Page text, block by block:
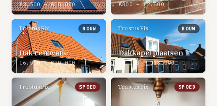
€3.500 – €10.000 €800 – €2.500
TrustusFix BOUW
Dak renovatie
€6.000 – €20.000
TrustusFix BOUW
Dakkapel plaatsen
€8.000 – €18.000
TrustusFix SPOED TrustusFix SPOED